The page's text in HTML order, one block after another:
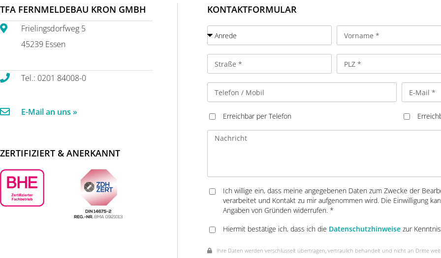
TFA FERNMELDEBAU KRON GMBH
Frielingsdorfweg 5
45239 Essen
Tel.: 0201 84008-0
E-Mail an uns »
ZERTIFIZIERT & ANERKANNT
KONTAKTFORMULAR
Erreichbar per Telefon
Ich willige ein, dass meine angegebenen Daten zum Zwecke der
verarbeitet und Kontakt zu mir aufgenommen wird. Die Einwilligung
Angaben von Gründen widerrufen. *
Hiermit bestätige ich, dass ich die Datenschutzhinweise zur
Ihre Daten werden verschlüsselt übertragen, vertraulich behandelt und nicht an Dritte